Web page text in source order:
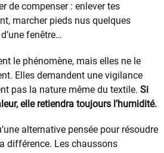
de compenser : enlever tes
marcher pieds nus quelques
fenêtre…
le phénomène, mais elles ne le
Elles demandent une vigilance
pas la nature même du textile. Si
elle retiendra toujours l’humidité.
alternative pensée pour résoudre
différence. Les chaussons